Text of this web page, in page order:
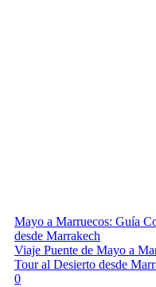
Mayo a Marruecos: Guía
desde Marrakech
Viaje Puente de Mayo a
Tour al Desierto desde
0